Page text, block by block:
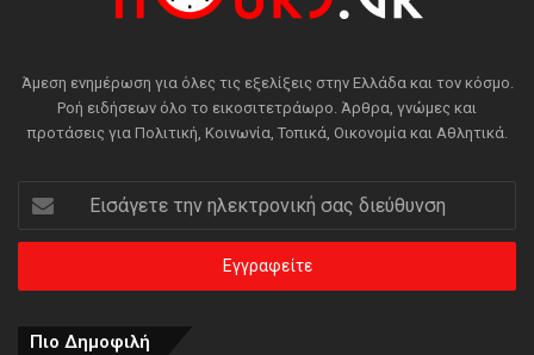
Άμεση ενημέρωση για όλες τις εξελίξεις στην Ελλάδα και τον κόσμο.
Ροή ειδήσεων όλο το εικοσιτετράωρο. Άρθρα, γνώμες και
προτάσεις για Πολιτική, Κοινωνία, Τοπικά, Οικονομία και Αθλητικά.
Εισάγετε
την
ηλεκτρονική
διεύθυνση
Πιο Δημοφιλή